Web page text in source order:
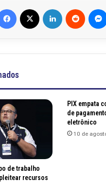
Facebook Linkedin Reddit
de trabalho
recursos
PIX empata
de
eletrônico
10 de